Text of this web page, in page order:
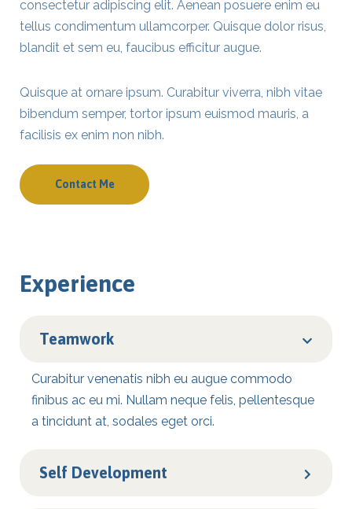
consectetur adipiscing elit. Aenean posuere enim eu
tellus condimentum ullamcorper. Quisque dolor risus,
blandit et sem eu, faucibus efficitur augue.
Quisque at ornare ipsum. Curabitur viverra, nibh vitae
bibendum semper, tortor ipsum euismod mauris, a
facilisis ex enim non nibh.
Contact Me
Experience
Teamwork
Curabitur venenatis nibh eu augue commodo
finibus ac eu mi. Nullam neque felis, pellentesque
a tincidunt at, sodales eget orci.
Self Development